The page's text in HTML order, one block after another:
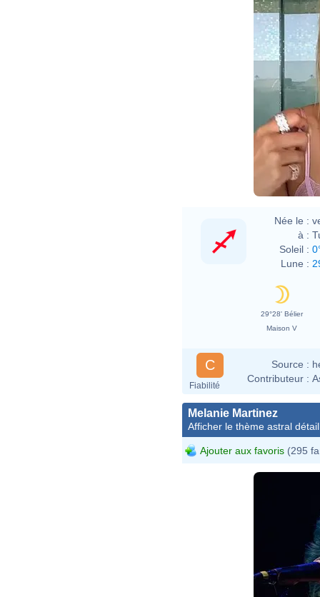
Née le :
à :
Soleil :
Lune :
29°28' Bélier
Maison V
C
Fiabilité
Source :
Contributeur :
Melanie Martinez
Afficher le thème astral
Ajouter aux favoris (295